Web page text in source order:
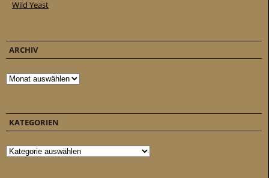
Wild Yeast
ARCHIV
Archiv
KATEGORIEN
Kategorien